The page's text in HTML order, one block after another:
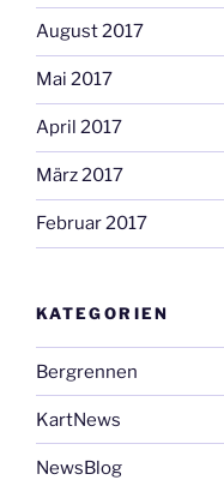
August 2017
Mai 2017
April 2017
März 2017
Februar 2017
KATEGORIEN
Bergrennen
KartNews
NewsBlog